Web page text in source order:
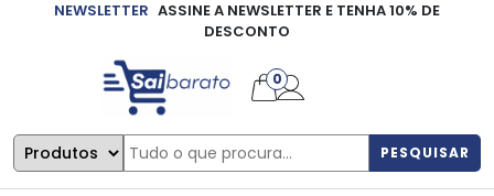
NEWSLETTER ASSINE A NEWSLETTER E TENHA 10% DE
DESCONTO
PESQUISAR
0